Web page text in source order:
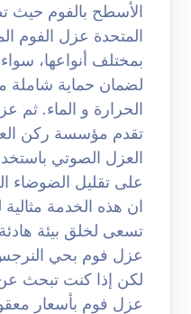
الأسطح بالفوم حيث
المتحدة عزل الفوم
بمختلف أنواعها،
لضمان حماية شاملة
الحرارة و الماء.
تقدم مؤسسة ركن
العزل الصوتي
على تقليل الضوضاء
ان هذه الخدمة مثالية
تسعى لخلق بيئة
لكن إذا كنت تبحث
عزل فوم بأسعار